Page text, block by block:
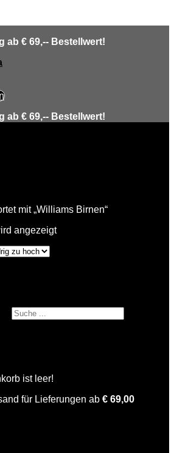
ab € 69,-- Bestellwert!
ab € 69,-- Bestellwert!
ist leer!
für Lieferungen ab € 69,00
mit „Williams Birnen“
angezeigt